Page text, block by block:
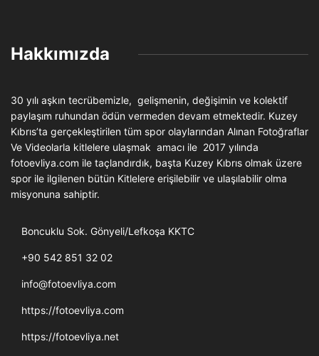
Hakkımızda
30 yılı aşkın tecrübemizle, gelişmenin, değişimin ve kolektif
paylaşım ruhundan ödün vermeden devam etmektedir. Kuzey
Kıbrıs’ta gerçekleştirilen tüm spor olaylarından Alınan Fotoğraflar
Ve Videolarla kitlelere ulaşmak amacı ile 2017 yılında
fotoevliya.com ile taçlandırdık, başta Kuzey Kıbrıs olmak üzere
spor ile ilgilenen bütün Kitlelere erişilebilir ve ulaşılabilir olma
misyonuna sahiptir.
Boncuklu Sok. Gönyeli/Lefkoşa KKTC
+90 542 851 32 02
info@fotoevliya.com
https://fotoevliya.com
https://fotoevliya.net